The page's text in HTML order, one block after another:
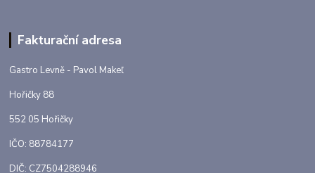
Fakturační adresa
Gastro Levně - Pavol Makeľ
Hořičky 88
552 05 Hořičky
IČO: 88784177
DIČ: CZ7504288946